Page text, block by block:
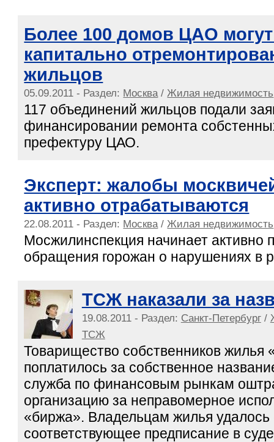
Более 100 домов ЦАО
капитально
жильцов
05.09.2011 - Раздел: Москва / Жилая недвижимость
117 объединений жильцов подали
финансировании ремонта
префектуру ЦАО.
Эксперт: жалобы
активно отрабатываются
22.08.2011 - Раздел: Москва / Жилая недвижимость
Мосжилинспекция начинает активно
обращения горожан о нарушениях в
ТСЖ наказали за
19.08.2011 - Раздел: Санкт-Петербург/
ТСЖ
Товарищество собственников жилья
поплатилось за собственное
служба по финансовым рынкам
организацию за неправомерное
«биржа». Владельцам жилья удалось
соответствующее предписание в